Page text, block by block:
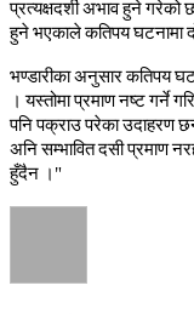
प्रत्यक्षदर्शीअभावहुनेगरेको
हुनेभएकालेकतिपयघटनामा
भण्डारीकाअनुसारकतिपय
। यस्तोमाप्रमाणनष्टगर्ने
पनिपक्राउपरेकाउदाहरण
अनिसम्भावितदसीप्रमाण
हुँदैन । "